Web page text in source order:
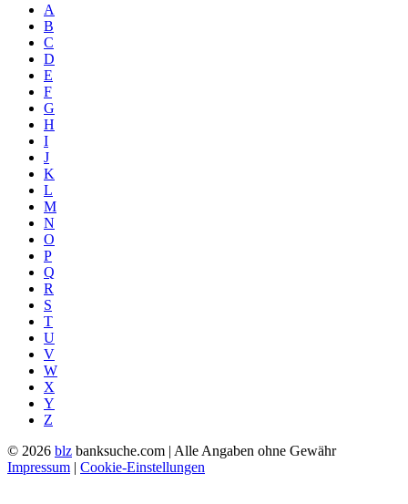
A
B
C
D
E
F
G
H
I
J
K
L
M
N
O
P
Q
R
S
T
U
V
W
X
Y
Z
© 2026 blz banksuche.com | Alle Angaben ohne Gewähr
Impressum | Cookie-Einstellungen